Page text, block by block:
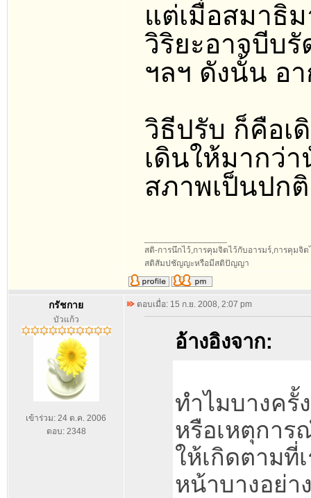
แต่เมื่อสมาธิ
วิริยะอาจบีบ
ฯลฯ ดังนั้น อ
วิธีปรับ ก็คือเ
เดินให้มากว่
สภาพเป็นปกติ
สติ-การนึกไว้,การคุมจิตไว้กับอารมร์,การคุมจิ
สติสัมปชัญญะหรือมีสติปัญญา
กรัชกาย
บัวแก้ว
เข้าร่วม: 24 ต.ค. 2006
ตอบ: 2348
ตอบเมื่อ: 15 ก.ย. 2008, 2:07 pm
อ้างอิงจาก:
ทำไมบางครั้
หรือเหตุการ
ให้เกิดตามที่
หน้าบางอย่า